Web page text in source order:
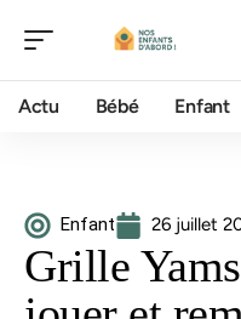
Actu Bébé Enfant
Enfant 26 juillet
Grille